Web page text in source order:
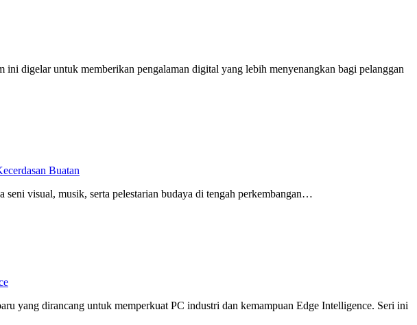
digelar untuk memberikan pengalaman digital yang lebih menyenangkan bagi pelanggan
Buatan
visual, musik, serta pelestarian budaya di tengah perkembangan…
yang dirancang untuk memperkuat PC industri dan kemampuan Edge Intelligence. Seri ini